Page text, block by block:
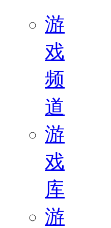
游
戏
频
道
游
戏
库
游